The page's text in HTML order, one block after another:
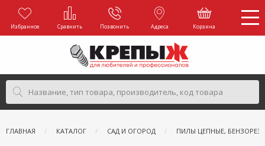
Избранное Сравнить Позвонить Адреса Корзина
ГЛАВНАЯ КАТАЛОГ САД И ОГОРОД ПИЛЫ ЦЕПНЫЕ,